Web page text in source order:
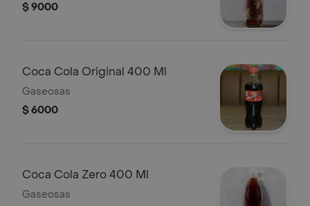
$ 9000
Coca Cola Original 400 Ml
Gaseosas
$ 6000
Coca Cola Zero 400 Ml
Gaseosas